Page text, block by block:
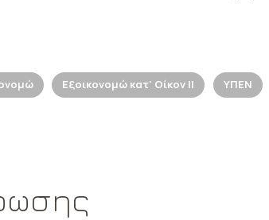
Εξοικονομώ κατ' Οίκον ΙΙ ΥΠΕΝ